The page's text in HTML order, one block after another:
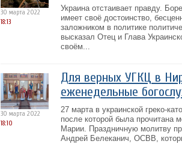
30 марта 2022
18:13
Украина отстаивает правду.
имеет своё достоинство,
заложником в политике
высказал Отец и Глава
своём...
30 марта 2022
18:10
Для верных УГКЦ в
еженедельные
27 марта в украинской греко-
после которой была прочитана
Марии. Праздничную молитву
Андрей Белеканич, ОСВВ,